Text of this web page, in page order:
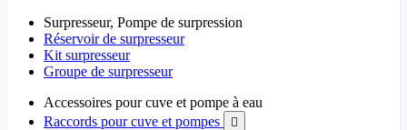
Surpresseur, Pompe de surpression
Réservoir de surpresseur
Kit surpresseur
Groupe de surpresseur
Accessoires pour cuve et pompe à eau
Raccords pour cuve et pompes
